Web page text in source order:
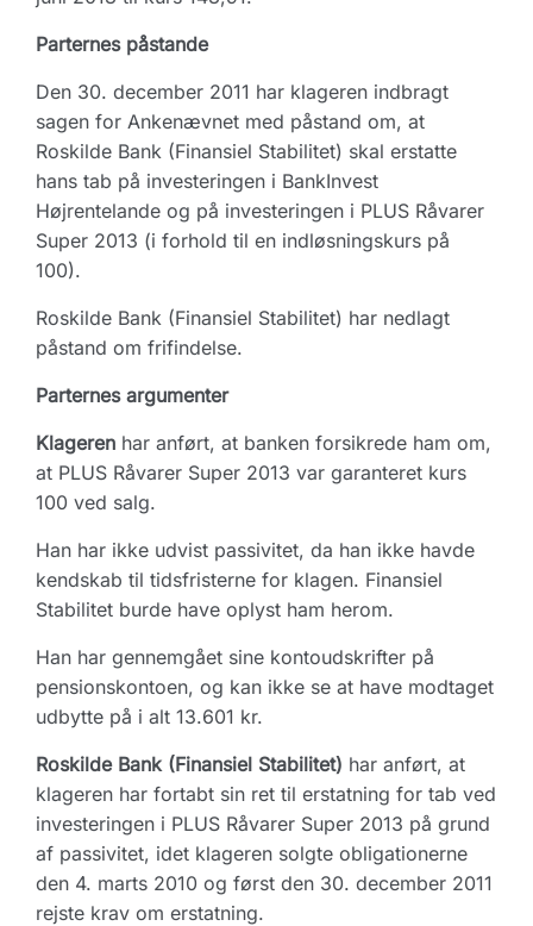
Parternes påstande
Den 30. december 2011 har klageren indbragt
sagen for Ankenævnet med påstand om, at
Roskilde Bank (Finansiel Stabilitet) skal erstatte
hans tab på investeringen i BankInvest
Højrentelande og på investeringen i PLUS Råvarer
Super 2013 (i forhold til en indløsningskurs på
100).
Roskilde Bank (Finansiel Stabilitet) har nedlagt
påstand om frifindelse.
Parternes argumenter
Klageren har anført, at banken forsikrede ham om,
at PLUS Råvarer Super 2013 var garanteret kurs
100 ved salg.
Han har ikke udvist passivitet, da han ikke havde
kendskab til tidsfristerne for klagen. Finansiel
Stabilitet burde have oplyst ham herom.
Han har gennemgået sine kontoudskrifter på
pensionskontoen, og kan ikke se at have modtaget
udbytte på i alt 13.601 kr.
Roskilde Bank (Finansiel Stabilitet) har anført, at
klageren har fortabt sin ret til erstatning for tab ved
investeringen i PLUS Råvarer Super 2013 på grund
af passivitet, idet klageren solgte obligationerne
den 4. marts 2010 og først den 30. december 2011
rejste krav om erstatning.